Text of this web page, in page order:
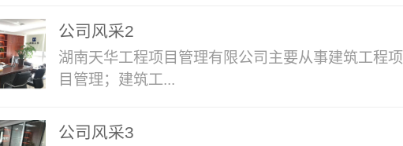
公司风采2
湖南天华工程项目管理有限公司主要从事建筑工程项
目管理；建筑工...
公司风采3